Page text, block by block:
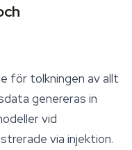
för tolkningen av allt
genereras in
vid
via injektion.